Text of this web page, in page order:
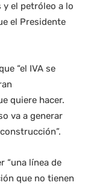
y el petróleo a lo
el Presidente
“el IVA se
quiere hacer.
va a generar
“una línea de
que no tienen